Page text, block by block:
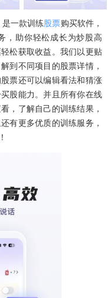
一款训练股票购买软件，
，助你轻松成长为炒股高
松获取收益。我们以更贴
到不同项目的股票详情，
票还可以编辑看法和猜涨
股能力。并且所有你在线
，了解自己的训练结果，
有更多优质的训练服务，